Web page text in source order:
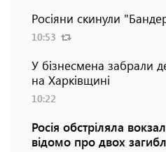
Росіяни скинули
10:53
У бізнесмена забрали
на Харківщині
10:22
Росія обстріляла
відомо про двох